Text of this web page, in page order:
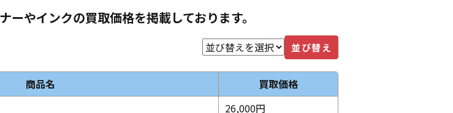
ーやインクの買取価格を掲載しております。
並び替え
商品名
買取価格
26,000円